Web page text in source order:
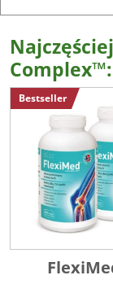
Complex™:
Bestseller